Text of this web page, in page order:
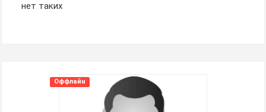
нет таких
Оффлайн